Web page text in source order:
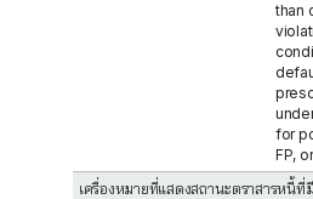
than
for
FP,
เครื่องหมายที่แสดงสถานะตราสารหนี้ที่